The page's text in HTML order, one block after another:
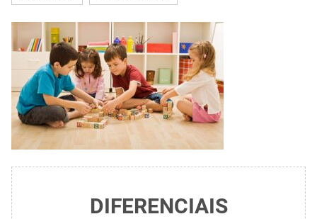
DIFERENCIAIS